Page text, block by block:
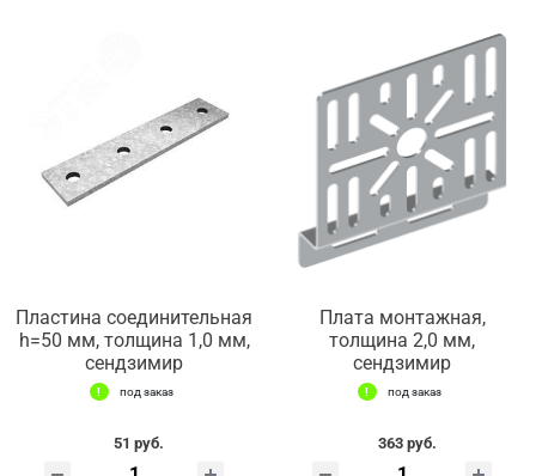
Пластина соединительная
h=50 мм, толщина 1,0 мм,
сендзимир
под заказ
51 руб.
Плата монтажная,
толщина 2,0 мм,
сендзимир
под заказ
363 руб.